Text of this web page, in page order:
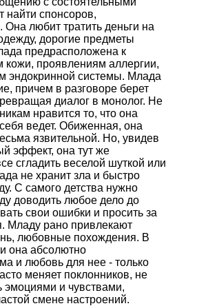
найти спонсоров,
Она любит тратить деньги на
дорогие предметы
предрасположена к
кожи, проявлениям аллергии,
эндокринной системы. Млада
причем в разговоре берет
диалог в монолог. Не
нравится то, что она
ведет. Обиженная, она
язвительной. Но, увидев
эффект, она тут же
сгладить веселой шуткой или
не хранит зла и быстро
С самого детства нужно
доводить любое дело до
свои ошибки и просить за
Младу рано привлекают
любовные похождения. В
она абсолютно
и любовь для нее - только
меняет поклонников, не
эмоциями и чувствами,
смене настроений.